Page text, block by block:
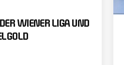
WIENER LIGA UND